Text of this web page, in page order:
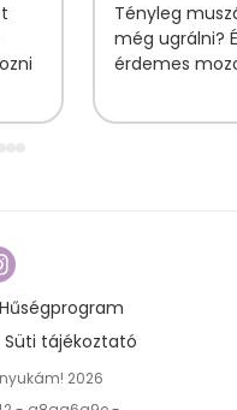
Tényleg
még ugrálni?
érdemes
Hűségprogram
Süti tájékoztató
2026